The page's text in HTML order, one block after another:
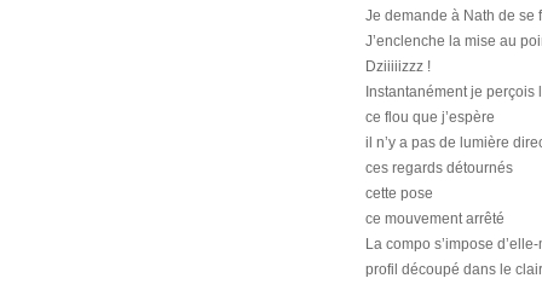
Je demande à Nath de se
J’enclenche la mise au
Dziiiiizzz !
Instantanément je perçois
ce flou que j’espère
il n’y a pas de lumière
ces regards détournés
cette pose
ce mouvement arrêté
La compo s’impose
profil découpé dans le